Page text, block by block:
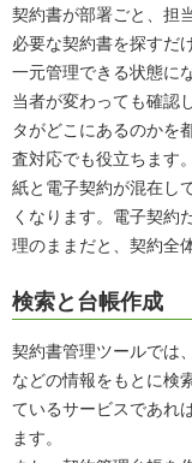
契約書が部署ごと、担
必要な契約書を探すだ
一元管理できる状態に
当者が変わっても確認
タがどこにあるのかを
査対応でも役立ちます。
紙と電子契約が混在し
くなります。電子契約
理のままだと、契約全
検索と台帳作成
契約書管理ツールでは
などの情報をもとに検
ているサービスであれ
ます。